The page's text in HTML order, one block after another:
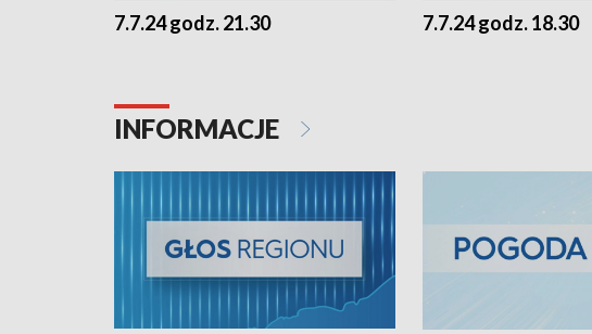
7.7.24 godz. 21.30 7.7.24 godz. 18.30
INFORMACJE